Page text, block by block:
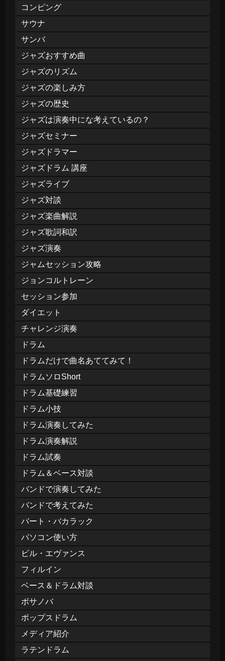
コンピング
サウナ
サンバ
ジャズおすすめ曲
ジャズのリズム
ジャズの楽しみ方
ジャズの歴史
ジャズは演奏中にな考えているの？
ジャズセミナー
ジャズドラマー
ジャズドラム 講座
ジャズライブ
ジャズ対談
ジャズ楽曲解説
ジャズ歌詞和訳
ジャズ演奏
ジャムセッション攻略
ジョンコルトレーン
セッション参加
ダイエット
チャレンジ演奏
ドラム
ドラムだけで曲名あててみて！
ドラムソロShort
ドラム基礎練習
ドラム小技
ドラム演奏してみた
ドラム演奏解説
ドラム試奏
ドラム＆ベース対談
バンドで演奏してみた
バンドで考えてみた
バート・バカラック
パソコン使い方
ビル・エヴァンス
フィルイン
ベース＆ドラム対談
ボサノバ
ポップスドラム
メディア紹介
ラテンドラム